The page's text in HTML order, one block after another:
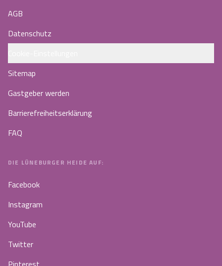
AGB
Datenschutz
Sitemap
Gastgeber werden
Barrierefreiheitserklärung
FAQ
DIE LÜNEBURGER HEIDE AUF:
Facebook
Instagram
YouTube
Twitter